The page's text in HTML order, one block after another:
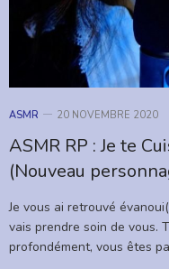
ASMR 20 NOVEMBRE 2020
ASMR RP : Je te
(Nouveau
Je vous ai retrouvé
vais prendre soin de vous.
profondément, vous êtes